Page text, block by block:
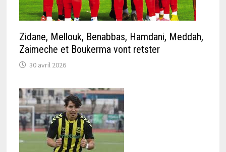
Zidane, Mellouk, Benabbas, Hamdani, Meddah,
Zaimeche et Boukerma vont retster
30 avril 2026